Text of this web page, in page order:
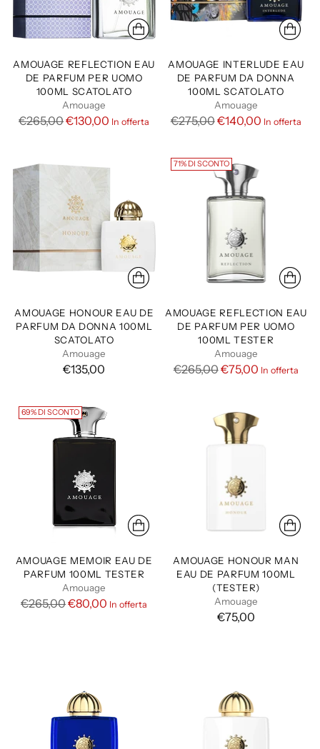
s
t
l
t
AMOUAGE REFLECTION EAU
DE PARFUM PER UOMO
100ML SCATOLATO
Amouage
P
z
d
l
i
t
i
€265,00€130,00 In offerta
AMOUAGE INTERLUDE EAU
DE PARFUM DA DONNA
100ML SCATOLATO
Amouage
P
e
z
t
€275,00€140,00 In offerta
AMOUAGE HONOUR EAU DE
PARFUM DA DONNA 100ML
SCATOLATO
Amouage
€135,00
71% DI SCONTO
AMOUAGE REFLECTION EAU
DE PARFUM PER UOMO
100ML TESTER
Amouage
P
t
€265,00€75,00 In offerta
69% DI SCONTO
AMOUAGE MEMOIR EAU DE
PARFUM 100ML TESTER
Amouage
P
€265,00€80,00 In offerta
AMOUAGE HONOUR MAN
EAU DE PARFUM 100ML
(TESTER)
Amouage
€75,00